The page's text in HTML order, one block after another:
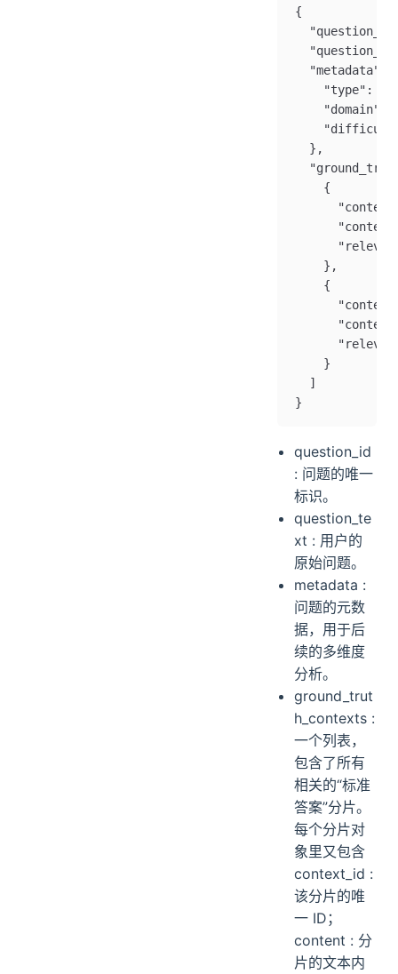
{
"metadata":
"type": "
"domain":
  },
    {
    },
    {
    }
  ]
}
question_id
: 问题的唯一
标识。
question_te
xt : 用户的
原始问题。
metadata :
问题的元数
据，用于后
续的多维度
分析。
ground_trut
h_contexts :
一个列表，
包含了所有
相关的“标准
答案”分片。
每个分片对
象里又包含
context_id :
该分片的唯
一 ID；
content : 分
片的文本内